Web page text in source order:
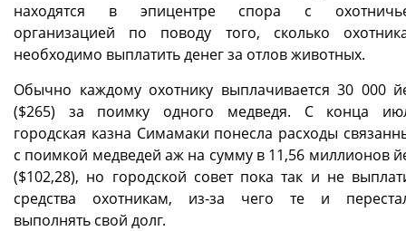
находятся в эпицентре спора с
организацией по поводу того, сколько
необходимо выплатить денег за отлов животных.
Обычно каждому охотнику выплачивается 30 000
($265) за поимку одного медведя. С конца
городская казна Симамаки понесла расходы
с поимкой медведей аж на сумму в 11,56 миллионов
($102,28), но городской совет пока так и не
средства охотникам, из-за чего те и
выполнять свой долг.